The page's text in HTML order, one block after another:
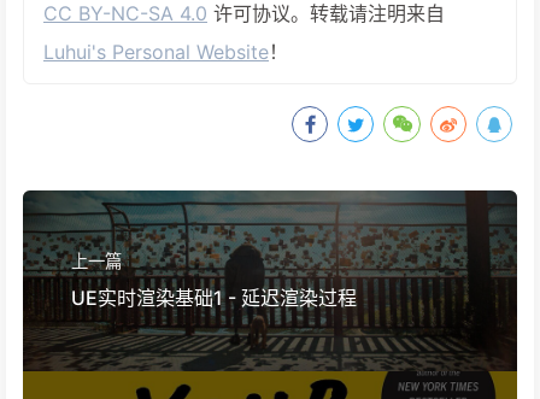
CC BY-NC-SA 4.0 许可协议。转载请注明来自
Luhui's Personal Website！
上一篇
UE实时渲染基础1 - 延迟渲染过程